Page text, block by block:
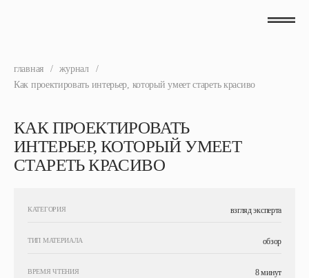
главная / журнал
/
Как проектировать интерьер, который умеет стареть красиво
КАК ПРОЕКТИРОВАТЬ
ИНТЕРЬЕР, КОТОРЫЙ УМЕЕТ
СТАРЕТЬ КРАСИВО
КАТЕГОРИЯ взгляд эксперта
ТИП МАТЕРИАЛА обзор
ВРЕМЯ ЧТЕНИЯ 8 минут